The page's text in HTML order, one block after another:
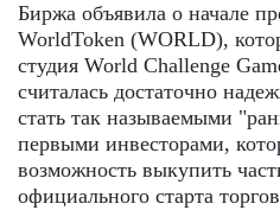
Биржа объявила о начале
WorldToken (WORLD),
студия World Challenge
считалась достаточно
стать так называемыми
первыми инвесторами,
возможность выкупить
официального старта